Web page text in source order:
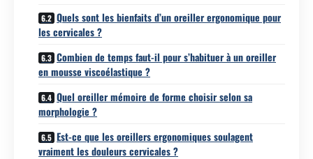
Quels sont les bienfaits d’un oreiller ergonomique pour
les cervicales ?
Combien de temps faut-il pour s’habituer à un oreiller
en mousse viscoélastique ?
Quel oreiller mémoire de forme choisir selon sa
morphologie ?
Est-ce que les oreillers ergonomiques soulagent
vraiment les douleurs cervicales ?